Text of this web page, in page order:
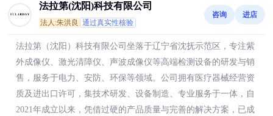
法拉第(沈阳)科技有限公司
法人:朱洪良 通过真实性核验
咨询 进店
法拉第（沈阳）科技有限公司坐落于辽宁省沈抚示范区，专注紫
外成像仪、激光清障仪、声波成像仪等高端检测设备的研发与销
售，服务于电力、安防、环保等领域。公司拥有医疗器械经营资
质及进出口许可，集技术研发、设备制造、专业服务于一体，自
2021年成立以来，凭借过硬的产品质量与完善的解决方案，已成